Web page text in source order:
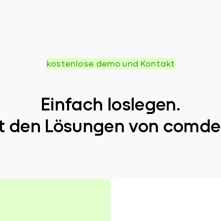
kostenlose demo und Kontakt
Einfach loslegen.
den Lösungen von